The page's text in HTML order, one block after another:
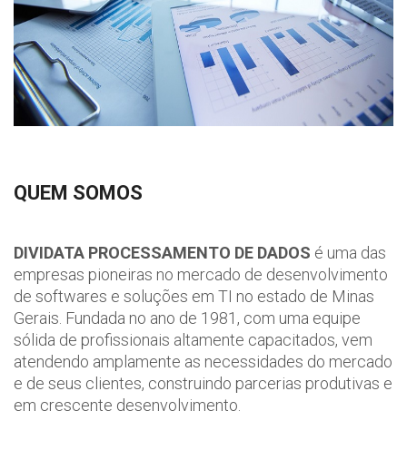
QUEM SOMOS
DIVIDATA PROCESSAMENTO DE DADOS é uma das
empresas pioneiras no mercado de desenvolvimento
de softwares e soluções em TI no estado de Minas
Gerais. Fundada no ano de 1981, com uma equipe
sólida de profissionais altamente capacitados, vem
atendendo amplamente as necessidades do mercado
e de seus clientes, construindo parcerias produtivas e
em crescente desenvolvimento.